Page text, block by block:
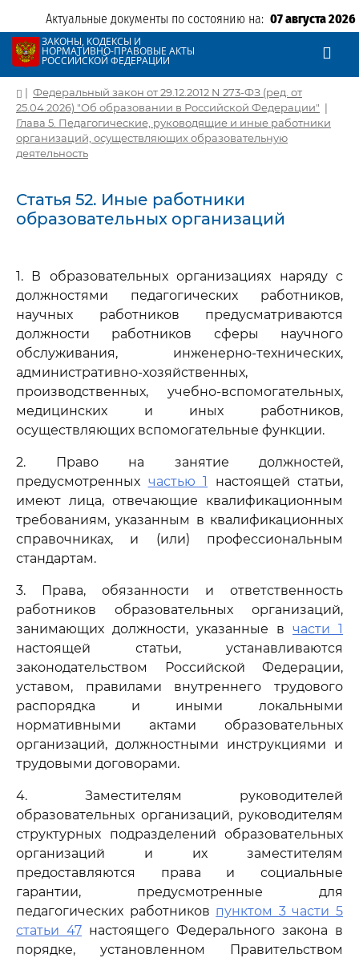
Актуальные документы по состоянию на: 07 августа 2026
ЗАКОНЫ, КОДЕКСЫ И
НОРМАТИВНО-ПРАВОВЫЕ АКТЫ
РОССИЙСКОЙ ФЕДЕРАЦИИ
| Федеральный закон от 29.12.2012 N 273-ФЗ (ред. от
25.04.2026) "Об образовании в Российской Федерации" |
Глава 5. Педагогические, руководящие и иные работники
организаций, осуществляющих образовательную
деятельность
Статья 52. Иные работники
образовательных организаций
1. В образовательных организациях наряду с
должностями педагогических работников,
научных работников предусматриваются
должности работников сферы научного
обслуживания, инженерно-технических,
административно-хозяйственных,
производственных, учебно-вспомогательных,
медицинских и иных работников,
осуществляющих вспомогательные функции.
2. Право на занятие должностей,
предусмотренных частью 1
настоящей статьи,
имеют лица, отвечающие квалификационным
требованиям, указанным в квалификационных
справочниках, и (или) профессиональным
стандартам.
3. Права, обязанности и ответственность
работников образовательных организаций,
занимающих должности, указанные в части 1
настоящей статьи, устанавливаются
законодательством Российской Федерации,
уставом, правилами внутреннего трудового
распорядка и иными локальными
нормативными актами образовательных
организаций, должностными инструкциями и
трудовыми договорами.
4. Заместителям руководителей
образовательных организаций, руководителям
структурных подразделений образовательных
организаций и их заместителям
предоставляются права и социальные
гарантии, предусмотренные для
педагогических работников пунктом 3 части 5
статьи 47 настоящего Федерального закона в
порядке, установленном Правительством